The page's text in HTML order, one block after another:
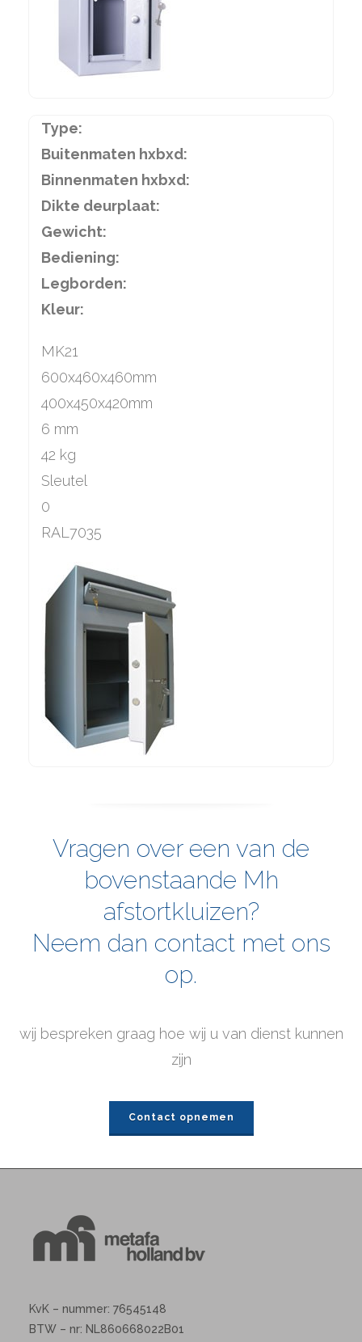
Type:
Buitenmaten hxbxd:
Binnenmaten hxbxd:
Dikte deurplaat:
Gewicht:
Bediening:
Legborden:
Kleur:
MK21
600x460x460mm
400x450x420mm
6 mm
42 kg
Sleutel
0
RAL7035
Vragen over een van de
bovenstaande Mh
afstortkluizen?
Neem dan contact met ons
op.
wij bespreken graag hoe wij u van dienst kunnen
zijn
Contact opnemen
KvK – nummer: 76545148
BTW – nr: NL860668022B01